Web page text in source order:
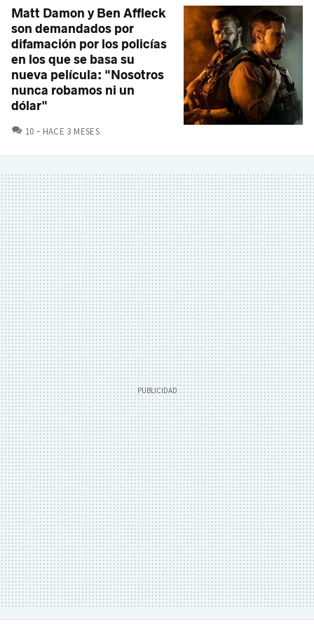
Matt Damon y Ben Affleck
son demandados por
difamación por los policías
en los que se basa su
nueva película: "Nosotros
nunca robamos ni un
dólar"
10 COMENTARIOS
HACE 3 MESES